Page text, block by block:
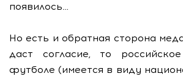
появилось…
Но есть и обратная сторона
даст согласие, то
футболе (имеется в виду